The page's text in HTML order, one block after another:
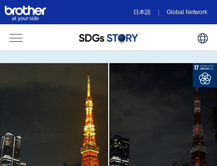
日本語 Global Network